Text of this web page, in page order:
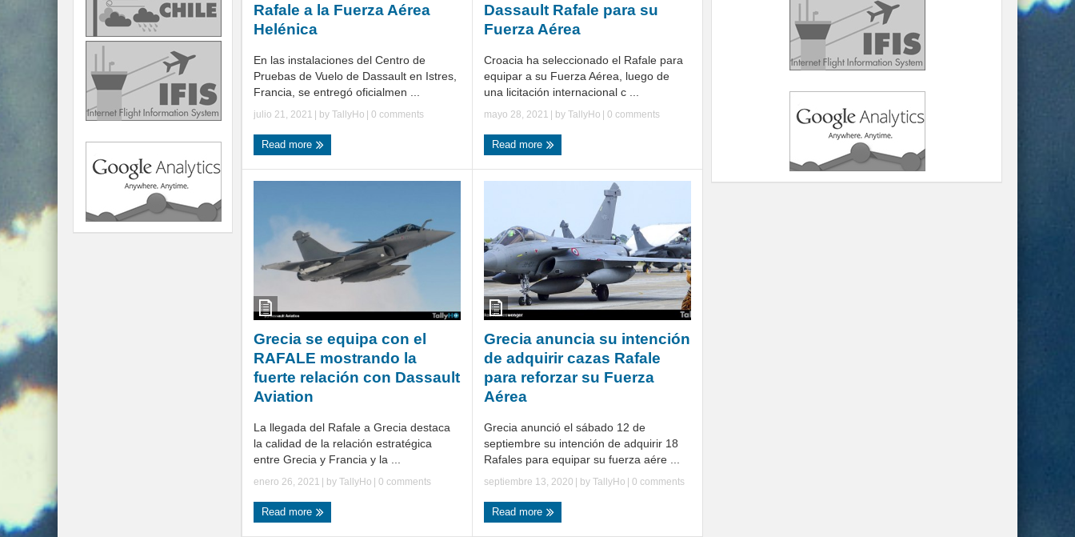
Rafale a la Fuerza Aérea
Helénica
En las instalaciones del Centro de
Pruebas de Vuelo de Dassault en Istres,
Francia, se entregó oficialmen ...
julio 21, 2021 | by TallyHo | 0 comments
Read more
Dassault Rafale para su
Fuerza Aérea
Croacia ha seleccionado el Rafale para
equipar a su Fuerza Aérea, luego de
una licitación internacional c ...
mayo 28, 2021 | by TallyHo | 0 comments
Read more
Grecia se equipa con el
RAFALE mostrando la
fuerte relación con Dassault
Aviation
La llegada del Rafale a Grecia destaca
la calidad de la relación estratégica
entre Grecia y Francia y la ...
enero 26, 2021 | by TallyHo 0 comments
Read more
Grecia anuncia su intención
de adquirir cazas Rafale
para reforzar su Fuerza
Aérea
Grecia anunció el sábado 12 de
septiembre su intención de adquirir 18
Rafales para equipar su fuerza aére ...
septiembre 13, 2020 | by TallyHo 0 comments
Read more